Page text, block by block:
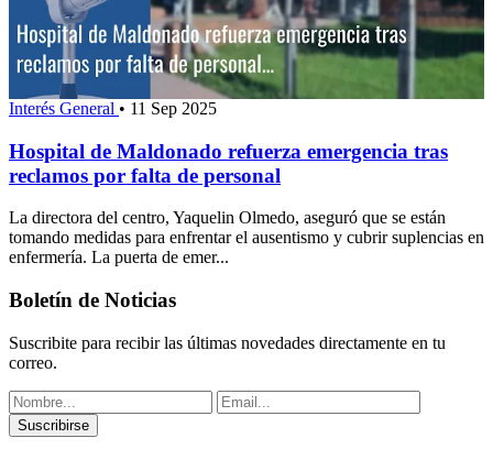
Interés General • 11 Sep 2025
Hospital de Maldonado refuerza emergencia tras
reclamos por falta de personal
La directora del centro, Yaquelin Olmedo, aseguró que se están
tomando medidas para enfrentar el ausentismo y cubrir suplencias en
enfermería. La puerta de emer...
Boletín de Noticias
Suscribite para recibir las últimas novedades directamente en tu
correo.
Suscribirse